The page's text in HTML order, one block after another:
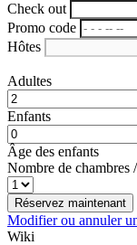
Check out
Promo code
Hôtes
Adultes
Enfants
Âge des enfants
Nombre de chambres
Réservez maintenant
Modifier ou annuler
Wiki